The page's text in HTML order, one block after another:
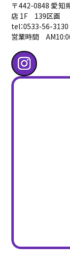
〒442-0848 愛
店 1F 139区画
tel：0533-56-3130
営業時間